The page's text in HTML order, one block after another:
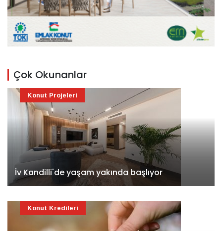
Çok Okunanlar
İv Kandilli'de yaşam yakında başlıyor
Konut Projeleri
Konut Kredileri